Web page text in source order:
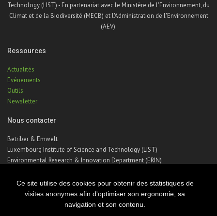
Ce site utilise des cookies pour obtenir des statistiques de
visites anonymes afin d'optimiser son ergonomie, sa
navigation et son contenu.
Technology (LIST) - En partenariat avec le Ministère de l'Environnement, du
Climat et de la Biodiversité (MECB) et l'Administration de l'Environnement
(AEV).
Ressources
Actualités
Evénements
Outils
Newsletter
Nous contacter
Betriber & Emwelt
Luxembourg Institute of Science and Technology (LIST)
Environmental Research & Innovation Department (ERIN)
Téléphone : +352 275 888 – 1
Email :betriber-emwelt@list.lu